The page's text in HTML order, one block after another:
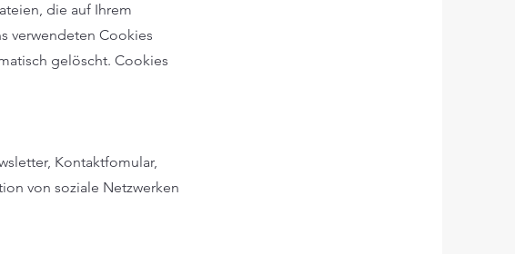
die auf Ihrem
verwendeten Cookies
gelöscht. Cookies
Kontaktfomular,
von soziale Netzwerken